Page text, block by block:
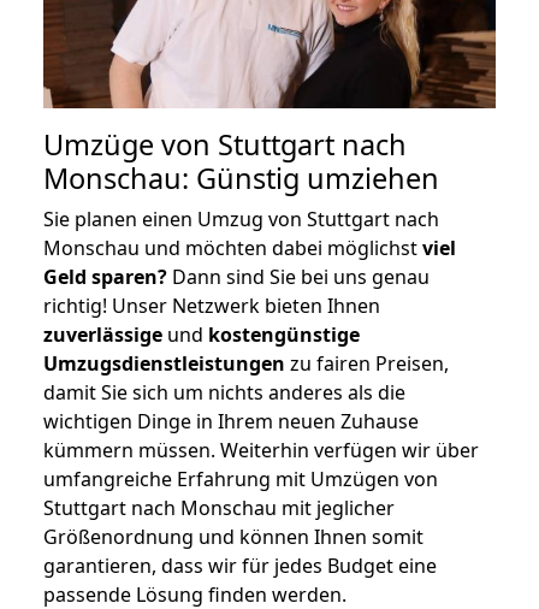
Umzüge von Stuttgart nach
Monschau: Günstig umziehen
Sie planen einen Umzug von Stuttgart nach
Monschau und möchten dabei möglichstviel
Geld sparen? Dann sind Sie bei uns genau
richtig! Unser Netzwerk bieten Ihnen
zuverlässige und kostengünstige
Umzugsdienstleistungen zu fairen Preisen,
damit Sie sich um nichts anderes als die
wichtigen Dinge in Ihrem neuen Zuhause
kümmern müssen. Weiterhin verfügen wir über
umfangreiche Erfahrung mit Umzügen von
Stuttgart nach Monschau mit jeglicher
Größenordnung und können Ihnen somit
garantieren, dass wir für jedes Budget eine
passende Lösung finden werden.